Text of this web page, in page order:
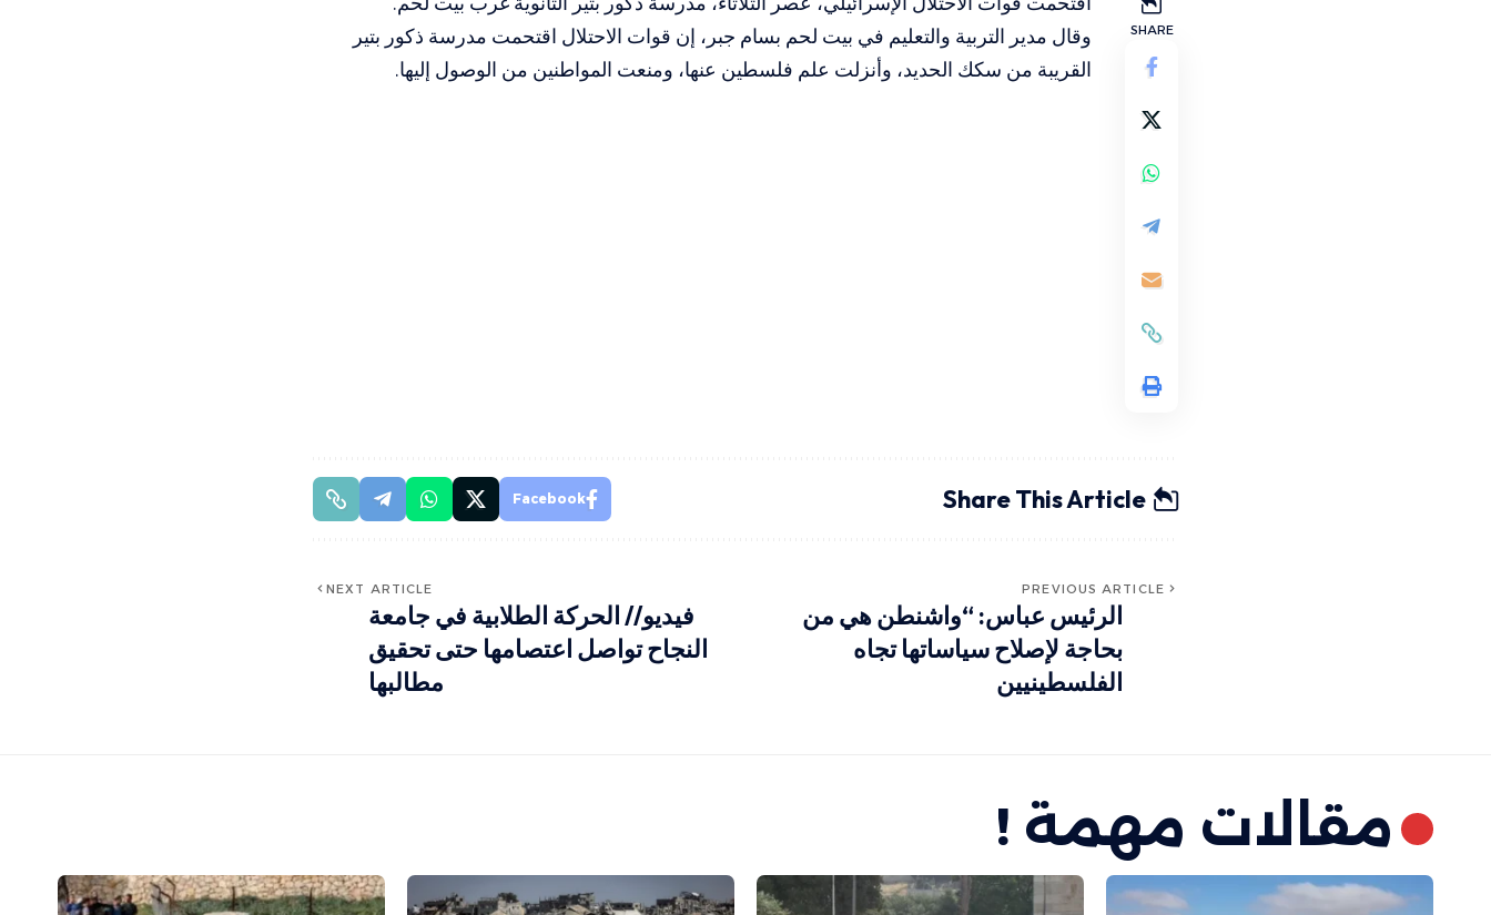
SHARE
وقال مدير التربية والتعليم في بيت لحم بسام جبر، إن قوات الاحتلال اقتحمت مدرسة ذكور بتير
القريبة من سكك الحديد، وأنزلت علم فلسطين عنها، ومنعت المواطنين من الوصول إليها.
Share This Article
Facebook
PREVIOUS ARTICLE
الرئيس عباس: “واشنطن هي من
بحاجة لإصلاح سياساتها تجاه
الفلسطينيين
NEXT ARTICLE
فيديو// الحركة الطلابية في جامعة
النجاح تواصل اعتصامها حتى تحقيق
مطالبها
مقالات مهمة !